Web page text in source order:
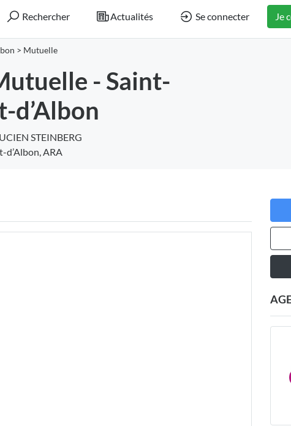
Rechercher Actualités Se connecter Je
> Mutuelle
- Saint-
d’Albon
STEINBERG
d’Albon, ARA